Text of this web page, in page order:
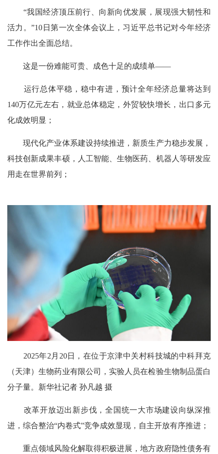
“我国经济顶压前行、向新向优发展，展现强大韧性和
活力。”10日第一次全体会议上，习近平总书记对今年经济
工作作出全面总结。
这是一份难能可贵、成色十足的成绩单——
运行总体平稳，稳中有进，预计全年经济总量将达到
140万亿元左右，就业总体稳定，外贸较快增长，出口多元
化成效明显；
现代化产业体系建设持续推进，新质生产力稳步发展，
科技创新成果丰硕，人工智能、生物医药、机器人等研发应
用走在世界前列；
2025年2月20日，在位于京津中关村科技城的中科拜克
（天津）生物药业有限公司，实验人员在检验生物制品蛋白
分子量。新华社记者 孙凡越 摄
改革开放迈出新步伐，全国统一大市场建设向纵深推
进，综合整治“内卷式”竞争成效显现，自主开放有序推进；
重点领域风险化解取得积极进展，地方政府隐性债务有